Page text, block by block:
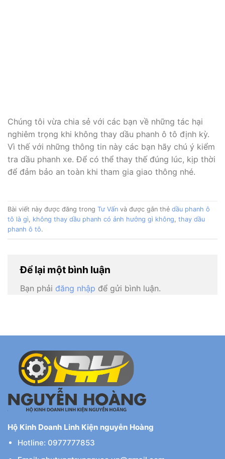
Chúng tôi vừa chia sẻ với các bạn về những tác hại
nghiêm trọng khi không thay dầu phanh ô tô định kỳ.
Vì thế với những thông tin này các bạn hãy chú ý kiểm
tra dầu phanh xe. Để có thể thay thế đúng lúc, kịp thời
để đảm bảo an toàn khi tham gia giao thông nhé.
Bài viết này được đăng trong Tư Vấn và được gắn thẻ dầu phanh ô
tô là gì, không thay dầu phanh có ảnh hưởng gì không, thay dầu
phanh ô tô.
Để lại một bình luận
Bạn phải đăng nhập để gửi bình luận.
Hộ Kinh Doanh Linh Kiện nguyễn Hoàng
Hotline: 0977777853